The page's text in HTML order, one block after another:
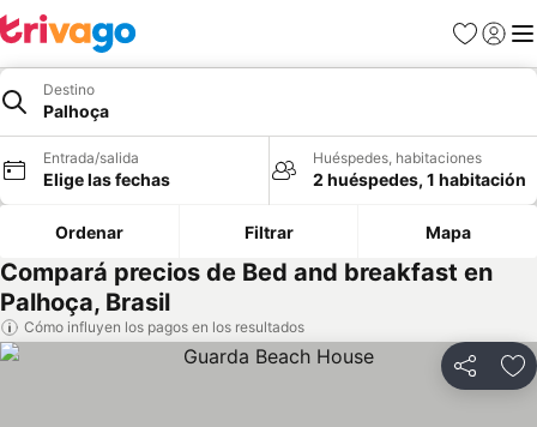
Favoritos
Iniciar
Destino
Palhoça
Entrada/salida
Elige las fechas
Huéspedes, habitaciones
2 huéspedes, 1 habitación
Ordenar Filtrar Mapa
Compará precios de Bed and breakfast en
Palhoça, Brasil
Cómo influyen los pagos en los resultados
Compartir